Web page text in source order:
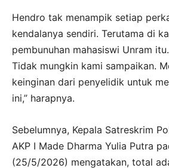
Hendro tak menampik setiap
kendalanya sendiri. Terutama di
pembunuhan mahasiswi Unram
Tidak mungkin kami sampaikan.
keinginan dari penyelidik untuk
ini,” harapnya.
Sebelumnya, Kepala Satreskrim
AKP I Made Dharma Yulia Putra
(25/5/2026) mengatakan, total